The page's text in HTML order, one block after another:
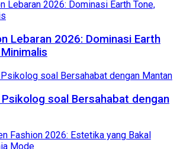
Lebaran 2026: Dominasi Earth
Psikolog soal Bersahabat dengan